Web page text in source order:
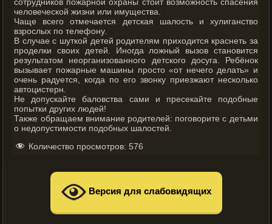
сотрудников пожарной охраны стоит возможность спасения
человеческой жизни или имущества.
Чаще всего отмечается детская шалость и хулиганство
взрослых по телефону.
В случае с шуткой детей родителям приходится краснеть за
проделки своих детей. Иногда ложный вызов становится
результатом неорганизованного детского досуга. Ребёнок
вызывает пожарные машины просто «от нечего делать» и
очень радуется, когда по его звонку приезжают несколько
автоцистерн.
Не допускайте баловства сами и пресекайте подобные
попытки других людей!
Также обращаем внимание родителей: поговорите с детьми
о недопустимости подобных шалостей.
Количество просмотров: 576
Версия для слабовидящих